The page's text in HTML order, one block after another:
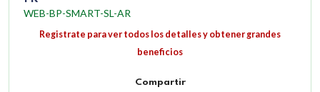
WEB-BP-SMART-SL-AR
Registrate para ver todos los detalles y obtener grandes
beneficios
Compartir